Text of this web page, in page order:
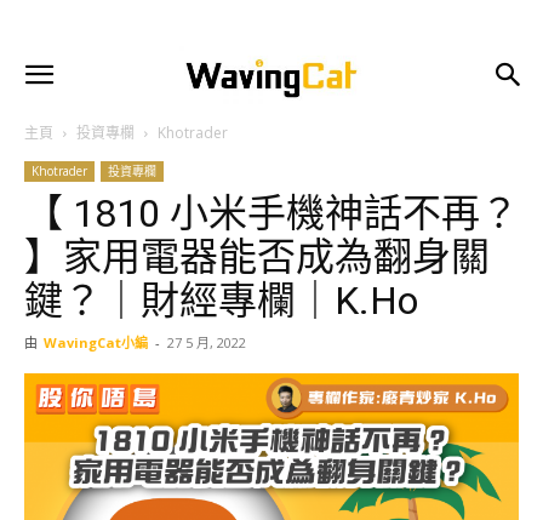
主頁 投資專欄 Khotrader
Khotrader 投資專欄
【 1810 小米手機神話不再？
】家用電器能否成為翻身關
鍵？｜財經專欄｜K.Ho
由 WavingCat小編 - 27 5 月, 2022